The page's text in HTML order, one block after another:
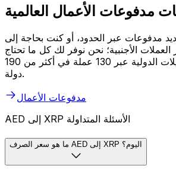
مدفوعات الأعمال العالمية
مدفوعات عبر الحدود، أو كنت بحاجة إلى
الأجنبية؛ نحن نوفر لك كل ما تحتاج
إليه. قم بجدولة التحويلات الدولية عبر 130 عملة في أكثر من 190
دولة.
مدفوعات الأعمال
AED إلى XRP الأسئلة المتداولة
ما هو سعر الصرف AED إلى XRP اليوم؟